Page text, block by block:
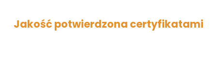
Jakość potwierdzona certyfikatami